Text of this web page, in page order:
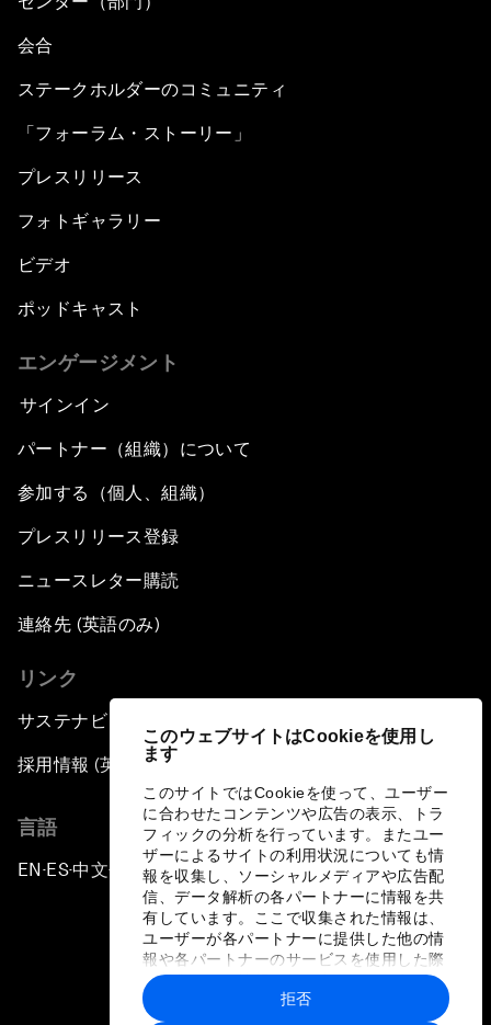
このウェブサイトはCookieを使用し
ます
このサイトではCookieを使って、ユーザー
に合わせたコンテンツや広告の表示、トラ
フィックの分析を行っています。またユー
ザーによるサイトの利用状況についても情
報を収集し、ソーシャルメディアや広告配
信、データ解析の各パートナーに情報を共
有しています。ここで収集された情報は、
ユーザーが各パートナーに提供した他の情
報や各パートナーのサービスを使用した際
に収集された情報と組み合わされ、各パー
トナーによって使用されることがありま
拒否
会合
ステークホルダーのコミュニティ
「フォーラム・ストーリー」
プレスリリース
フォトギャラリー
ビデオ
ポッドキャスト
エンゲージメント
サインイン
パートナー（組織）について
参加する（個人、組織）
プレスリリース登録
ニュースレター購読
連絡先 (英語のみ)
リンク
サステナビリティへの取り組み
採用情報 (英語のみ)
言語
EN ▪ ES▪中文▪ 日本語
プライバシーポリシーと利用規約